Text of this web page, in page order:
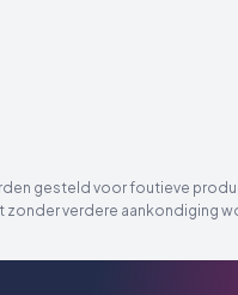
gesteld voor foutieve
zonder verdere aankondiging